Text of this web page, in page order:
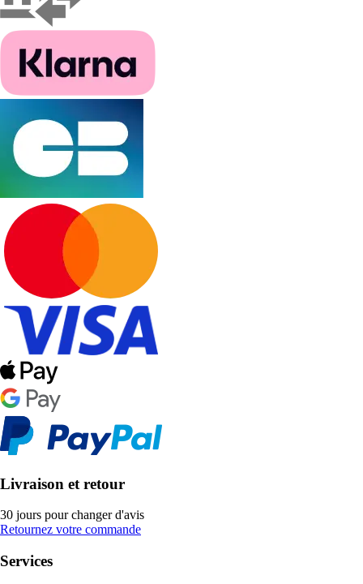
Livraison et retour
30 jours pour changer d'avis
Retournez votre commande
Services